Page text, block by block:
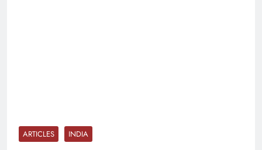
ARTICLES INDIA